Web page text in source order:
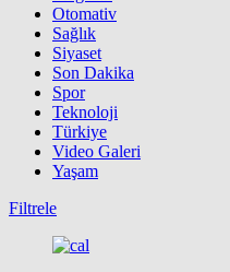
Otomativ
Sağlık
Siyaset
Son Dakika
Spor
Teknoloji
Türkiye
Video Galeri
Yaşam
Filtrele